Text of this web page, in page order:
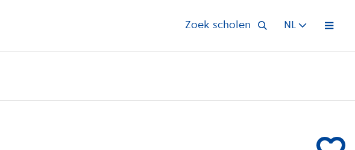
Zoek scholen NL Open